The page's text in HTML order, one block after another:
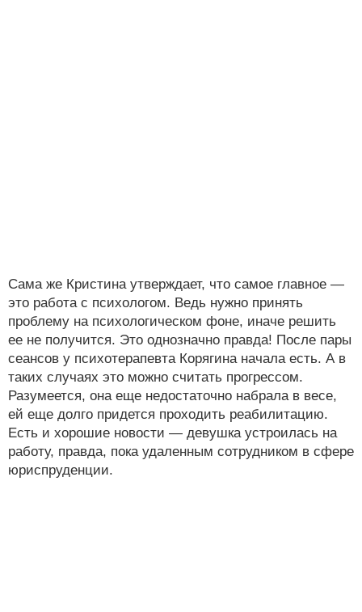
Сама же Кристина утверждает, что самое главное —
это работа с психологом. Ведь нужно принять
проблему на психологическом фоне, иначе решить
ее не получится. Это однозначно правда! После пары
сеансов у психотерапевта Корягина начала есть. А в
таких случаях это можно считать прогрессом.
Разумеется, она еще недостаточно набрала в весе,
ей еще долго придется проходить реабилитацию.
Есть и хорошие новости — девушка устроилась на
работу, правда, пока удаленным сотрудником в сфере
юриспруденции.